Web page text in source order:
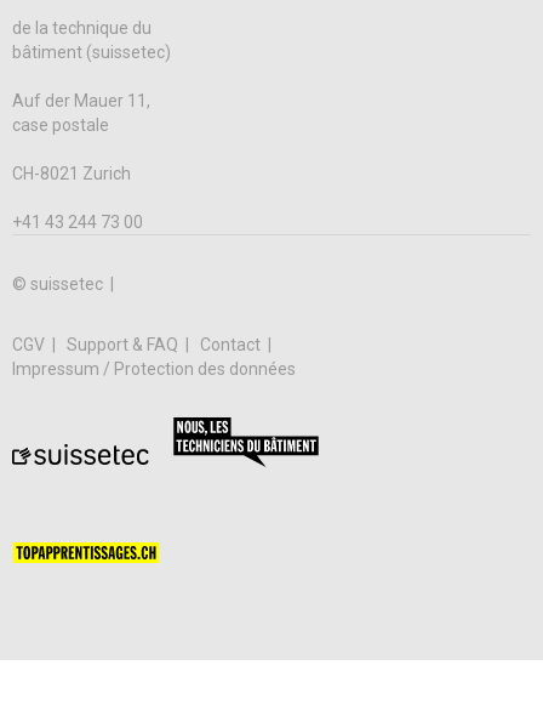
de la technique du
bâtiment (suissetec)
Auf der Mauer 11,
case postale
CH-8021 Zurich
+41 43 244 73 00
© suissetec |
CGV Support & FAQ
Contact
Impressum / Protection des données